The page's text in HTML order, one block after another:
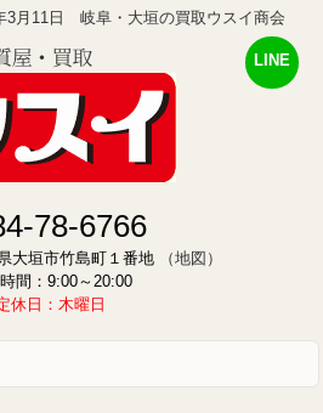
3月11日 岐阜・大垣の買取ウスイ商会
78-6766
大垣市竹島町１番地
（地図）
間：9:00～20:00
休日：木曜日
LINE